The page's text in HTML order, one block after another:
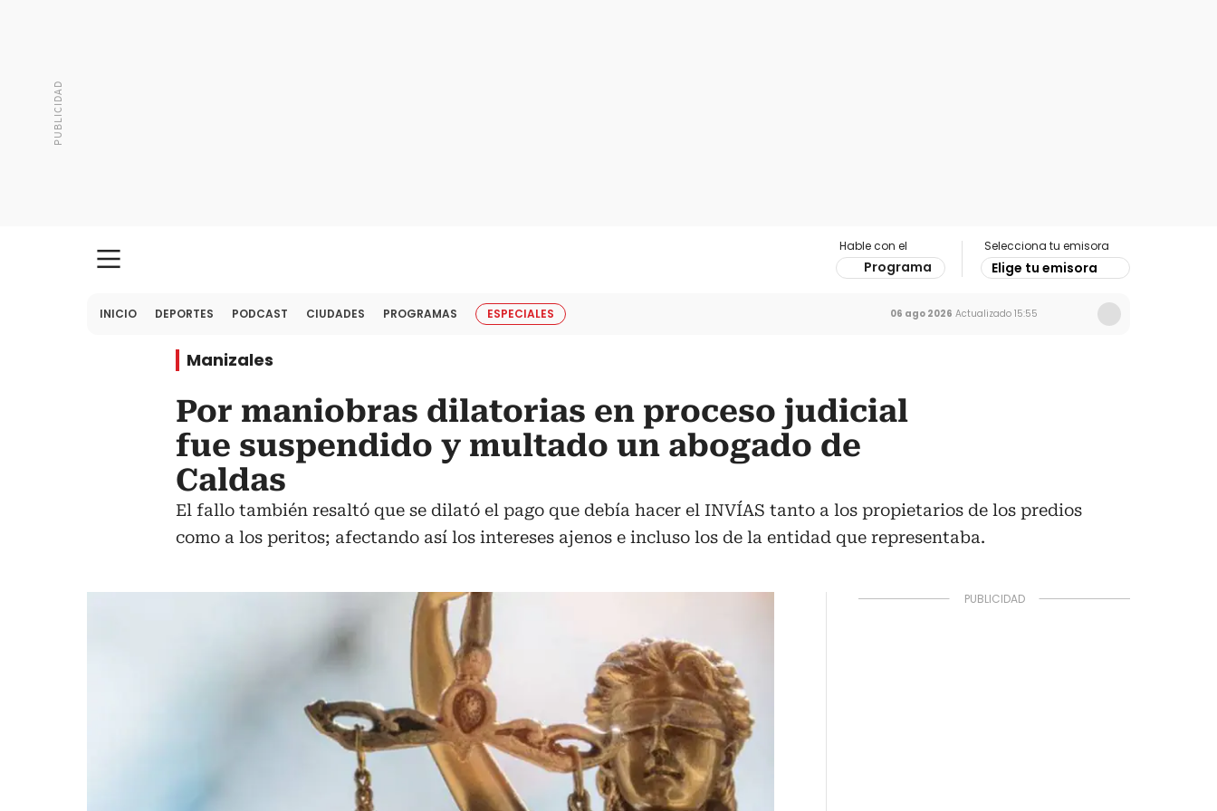
Hable con el
Programa
Selecciona tu emisora
Elige tu emisora
INICIO DEPORTES PODCAST CIUDADES PROGRAMAS ESPECIALES 06 ago 2026 Actualizado 15:55
Manizales
Por maniobras dilatorias en proceso judicial
fue suspendido y multado un abogado de
Caldas
El fallo también resaltó que se dilató el pago que debía hacer el INVÍAS tanto a los propietarios de los predios
como a los peritos; afectando así los intereses ajenos e incluso los de la entidad que representaba.